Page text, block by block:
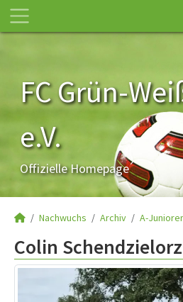
FC Grün-
e.V.
Offizielle Homepage
Nachwuchs Archiv A-
Colin Schendzielorz